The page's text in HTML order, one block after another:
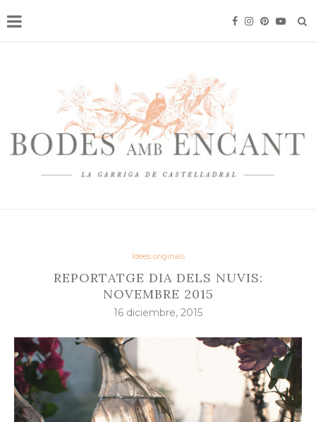
Idees originals
REPORTATGE DIA DELS NUVIS:
NOVEMBRE 2015
16 diciembre, 2015